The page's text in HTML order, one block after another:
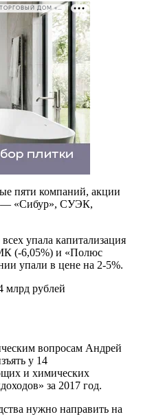
РЕКЛАМА • ООО СТРОИТЕЛЬНЫЙ ТОРГОВЫЙ ДОМ «ПЕТРОВИЧ». ИНН: 7802348846
пяти компаний, акции
— «Сибур», СУЭК,
упала капитализация
(-6,05%) и «Полюс
упали в цене на 2-5%.
млрд рублей
вопросам Андрей
у 14
и химических
за 2017 год.
нужно направить на